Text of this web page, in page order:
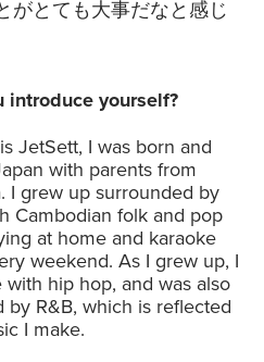
がとても大事だなと感じ
introduce yourself?
JetSett, I was born and
with parents from
I grew up surrounded by
Cambodian folk and pop
at home and karaoke
weekend. As I grew up, I
hip hop, and was also
by R&B, which is reflected
I make.